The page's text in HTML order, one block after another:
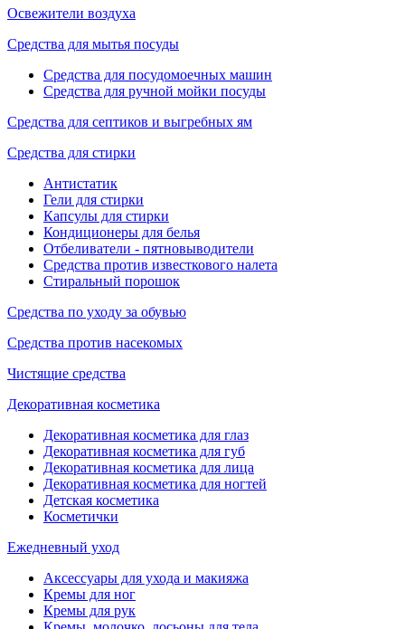
Освежители воздуха
Средства для мытья посуды
Средства для посудомоечных машин
Средства для ручной мойки посуды
Средства для септиков и выгребных ям
Средства для стирки
Антистатик
Гели для стирки
Капсулы для стирки
Кондиционеры для белья
Отбеливатели - пятновыводители
Средства против известкового налета
Стиральный порошок
Средства по уходу за обувью
Средства против насекомых
Чистящие средства
Декоративная косметика
Декоративная косметика для глаз
Декоративная косметика для губ
Декоративная косметика для лица
Декоративная косметика для ногтей
Детская косметика
Косметички
Ежедневный уход
Аксессуары для ухода и макияжа
Кремы для ног
Кремы для рук